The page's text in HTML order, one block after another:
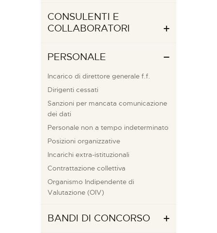
CONSULENTI E
COLLABORATORI
PERSONALE
Incarico di direttore generale f.f.
Dirigenti cessati
Sanzioni per mancata comunicazione
dei dati
Personale non a tempo indeterminato
Posizioni organizzative
Incarichi extra-istituzionali
Contrattazione collettiva
Organismo Indipendente di
Valutazione (OIV)
BANDI DI CONCORSO